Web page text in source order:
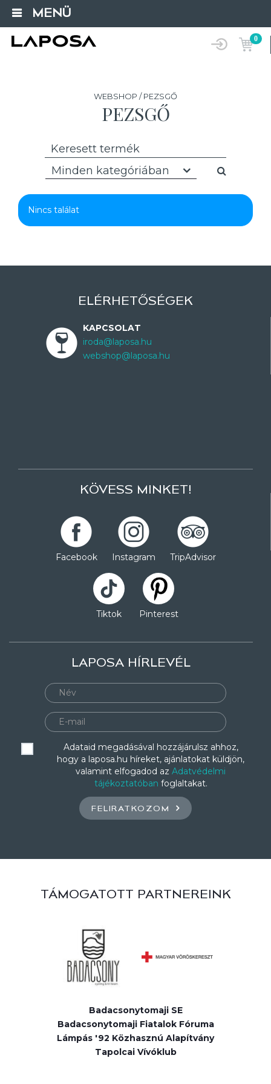
MENÜ
0
WEBSHOP / PEZSGŐ
PEZSGŐ
Minden kategóriában
Nincs találat
ELÉRHETŐSÉGEK
KAPCSOLAT
iroda@laposa.hu
webshop@laposa.hu
KÖVESS MINKET!
Facebook Instagram TripAdvisor
Tiktok Pinterest
LAPOSA HÍRLEVÉL
Adataid megadásával hozzájárulsz ahhoz,
hogy a laposa.hu híreket, ajánlatokat küldjön,
valamint elfogadod az Adatvédelmi
tájékoztatóban foglaltakat.
FELIRATKOZOM
TÁMOGATOTT PARTNEREINK
Badacsonytomaji SE
Badacsonytomaji Fiatalok Fóruma
Lámpás '92 Közhasznú Alapítvány
Tapolcai Vívóklub